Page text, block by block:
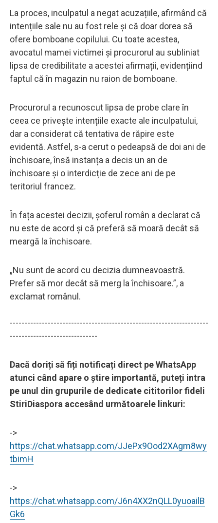
La proces, inculpatul a negat acuzațiile, afirmând că
intențiile sale nu au fost rele și că doar dorea să
ofere bomboane copilului. Cu toate acestea,
avocatul mamei victimei și procurorul au subliniat
lipsa de credibilitate a acestei afirmații, evidențiind
faptul că în magazin nu raion de bomboane.
Procurorul a recunoscut lipsa de probe clare în
ceea ce privește intențiile exacte ale inculpatului,
dar a considerat că tentativa de răpire este
evidentă. Astfel, s-a cerut o pedeapsă de doi ani de
închisoare, însă instanța a decis un an de
închisoare și o interdicție de zece ani de pe
teritoriul francez.
În fața acestei decizii, șoferul român a declarat că
nu este de acord și că preferă să moară decât să
meargă la închisoare.
„Nu sunt de acord cu decizia dumneavoastră.
Prefer să mor decât să merg la închisoare.”, a
exclamat românul.
--------------------------------------------------------------------
------------------------------
Dacă doriți să fiți notificați direct pe WhatsApp
atunci când apare o știre importantă, puteți intra
pe unul din grupurile de dedicate cititorilor fideli
StiriDiaspora accesând următoarele linkuri:
->
https://chat.whatsapp.com/JJePx9Ood2XAgm8wy
tbimH
->
https://chat.whatsapp.com/J6n4XX2nQLL0yuoailB
Gk6